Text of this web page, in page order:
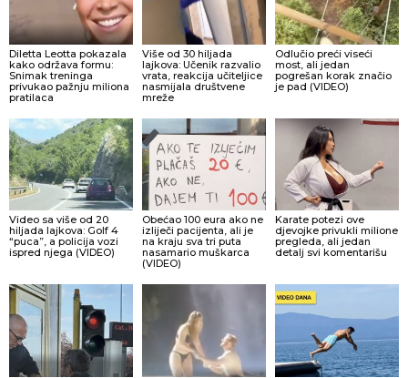
Diletta Leotta pokazala
kako održava formu:
Snimak treninga
privukao pažnju miliona
pratilaca
Više od 30 hiljada
lajkova: Učenik razvalio
vrata, reakcija učiteljice
nasmijala društvene
mreže
Odlučio preći viseći
most, ali jedan
pogrešan korak značio
je pad (VIDEO)
Video sa više od 20
hiljada lajkova: Golf 4
“puca”, a policija vozi
ispred njega (VIDEO)
Obećao 100 eura ako ne
izliječi pacijenta, ali je
na kraju sva tri puta
nasamario muškarca
(VIDEO)
Karate potezi ove
djevojke privukli milione
pregleda, ali jedan
detalj svi komentarišu